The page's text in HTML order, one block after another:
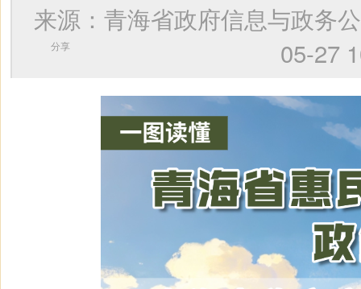
来源：青海省政府信息与政
05-
分享